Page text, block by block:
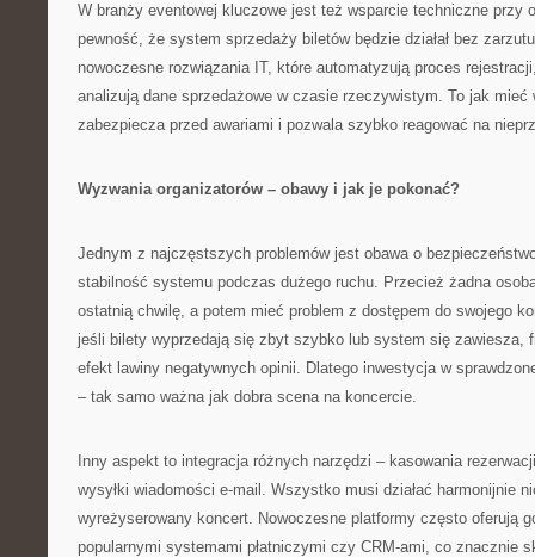
W branży eventowej kluczowe jest też wsparcie techniczne przy
pewność, że system sprzedaży biletów będzie działał bez
nowoczesne rozwiązania IT, które automatyzują proces
analizują dane sprzedażowe w czasie rzeczywistym. To jak mieć
zabezpiecza przed awariami i pozwala szybko reagować na
Wyzwania organizatorów – obawy i jak je pokonać?
Jednym z najczęstszych problemów jest obawa o
stabilność systemu podczas dużego ruchu. Przecież żadna
ostatnią chwilę, a potem mieć problem z dostępem do swojego
jeśli bilety wyprzedają się zbyt szybko lub system się zawiesza,
efekt lawiny negatywnych opinii. Dlatego inwestycja w
– tak samo ważna jak dobra scena na koncercie.
Inny aspekt to integracja różnych narzędzi – kasowania
wysyłki wiadomości e-mail. Wszystko musi działać harmonijnie
wyreżyserowany koncert. Nowoczesne platformy często oferują
popularnymi systemami płatniczymi czy CRM-ami, co znacznie